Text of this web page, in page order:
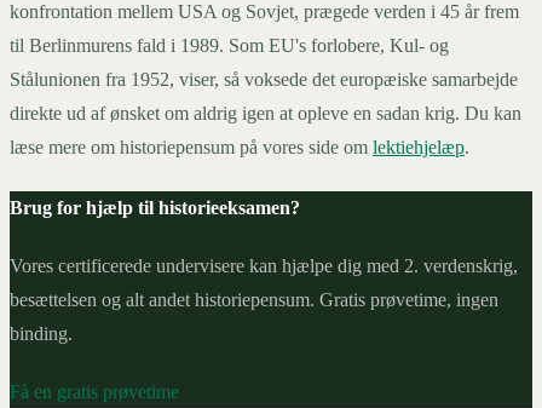
konfrontation mellem USA og Sovjet, prægede verden i 45 år frem
til Berlinmurens fald i 1989. Som EU's forlobere, Kul- og
Stålunionen fra 1952, viser, så voksede det europæiske samarbejde
direkte ud af ønsket om aldrig igen at opleve en sadan krig. Du kan
læse mere om historiepensum på vores side om lektiehjelæp.
Brug for hjælp til historieeksamen?
Vores certificerede undervisere kan hjælpe dig med 2. verdenskrig,
besættelsen og alt andet historiepensum. Gratis prøvetime, ingen
binding.
Få en gratis prøvetime